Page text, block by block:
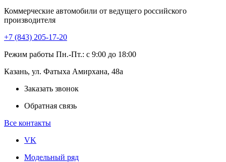
Коммерческие автомобили от ведущего российского
производителя
+7 (843) 205-17-20
Режим работы Пн.-Пт.: с 9:00 до 18:00
Казань, ул. Фатыха Амирхана, 48а
Заказать звонок
Обратная связь
Все контакты
VK
Модельный ряд